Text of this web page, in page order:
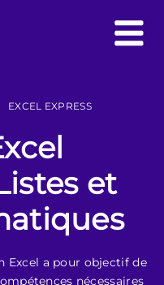
EXCEL EXPRESS
et
Excel a pour objectif de
nécessaires